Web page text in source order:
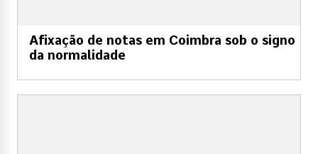
Afixação de notas em Coimbra sob o signo
da normalidade